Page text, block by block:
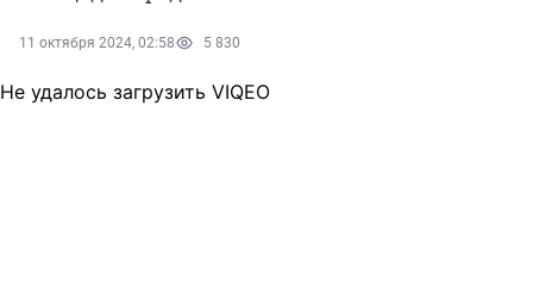
11 октября 2024, 02:58 5 830
Не удалось загрузить VIQEO